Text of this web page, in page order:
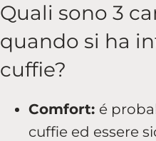
Quali sono 3
quando si ha
cuffie?
Comfort: é
cuffie ed essere